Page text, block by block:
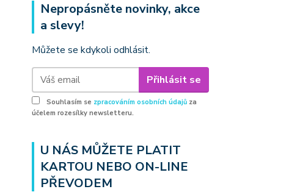
Nepropásněte novinky, akce
a slevy!
Můžete se kdykoli odhlásit.
Přihlásit se
Souhlasím se zpracováním osobních údajů za
účelem rozesílky newsletteru.
U NÁS MŮŽETE PLATIT
KARTOU NEBO ON-LINE
PŘEVODEM